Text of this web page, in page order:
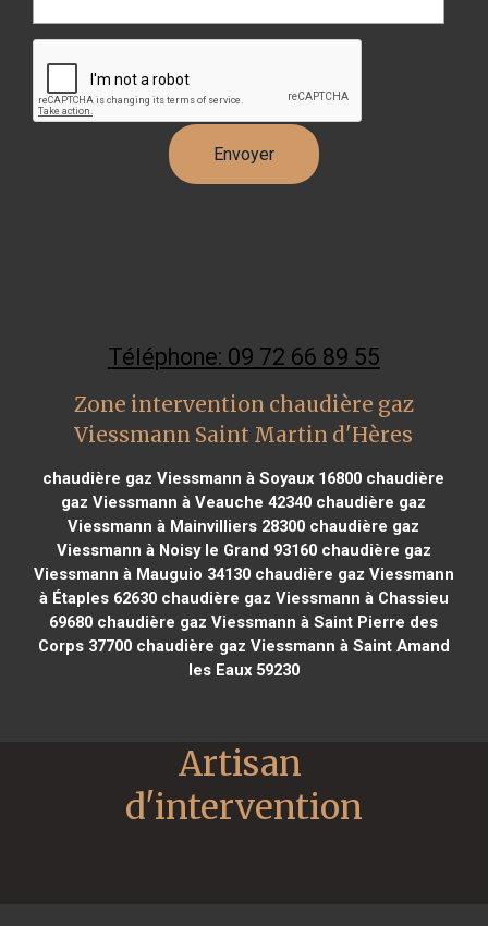
Téléphone: 09 72 66 89 55
Zone intervention chaudière gaz
Viessmann Saint Martin d'Hères
chaudière gaz Viessmann à Soyaux 16800 chaudière
gaz Viessmann à Veauche 42340 chaudière gaz
Viessmann à Mainvilliers 28300 chaudière gaz
Viessmann à Noisy le Grand 93160chaudière gaz
Viessmann à Mauguio 34130chaudière gaz Viessmann
à Étaples 62630chaudière gaz Viessmann à Chassieu
69680 chaudière gaz Viessmann à Saint Pierre des
Corps 37700chaudière gaz Viessmann à Saint Amand
les Eaux 59230
Artisan
d'intervention